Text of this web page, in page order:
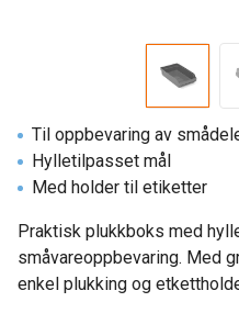
Til oppbevaring av
Hylletilpasset mål
Med holder til etiketter
Praktisk plukkboks med
småvareoppbevaring. Med
enkel plukking og